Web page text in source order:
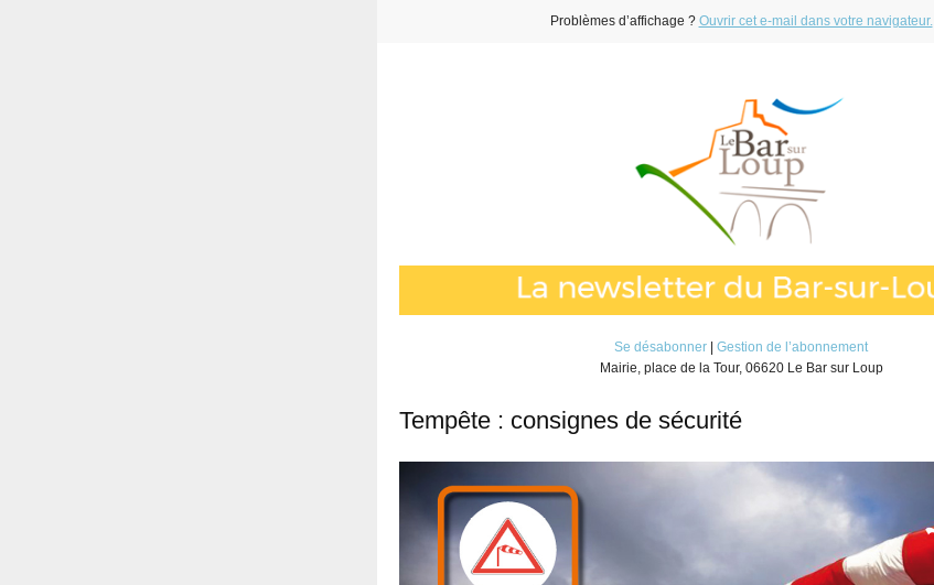
Problèmes d’affichage ? Ouvrir cet e-mail dans votre navigateur.
Se désabonner
Gestion de l’abonnement
Mairie, place de la Tour, 06620 Le Bar sur Loup
Tempête : consignes de sécurité